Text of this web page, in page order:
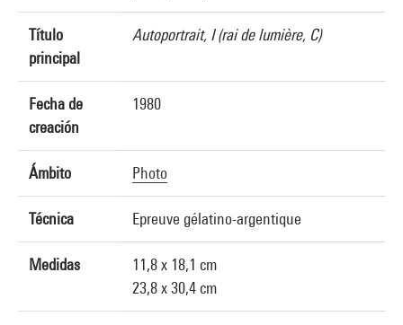
Título
principal
Autoportrait, I (rai de lumière, C)
Fecha de
creación
1980
Ámbito Photo
Técnica Epreuve gélatino-argentique
Medidas
11,8 x 18,1 cm
23,8 x 30,4 cm